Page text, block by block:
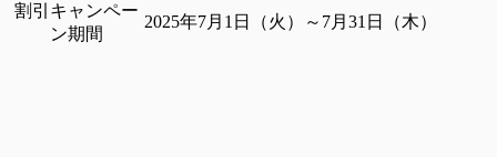
割引キャンペー
ン期間
2025年7月1日（火）～7月31日（木）